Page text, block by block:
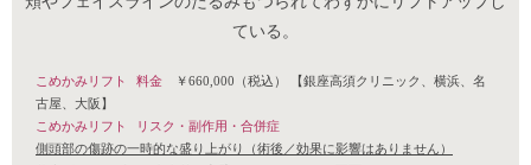
ている。
こめかみリフト 料金 ￥660,000（税込）
【銀座高須クリニック、横浜、名
古屋、大阪】
こめかみリフト
リスク・副作用・合併症
側頭部の傷跡の一時的な盛り上がり（術後／効果に影響はありません）